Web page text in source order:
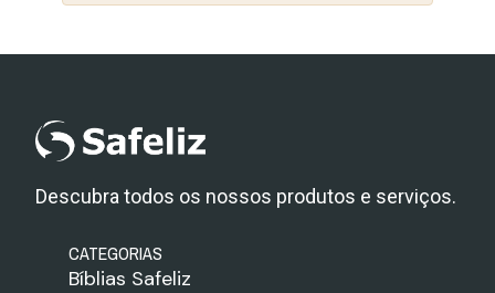
Descubra todos os nossos produtos e serviços.
CATEGORIAS
Bíblias Safeliz